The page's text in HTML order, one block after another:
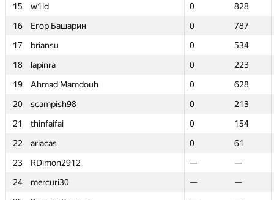
15
w1ld 0
828
16
Егор Башарин 0
787
17
briansu 0
534
18
lapinra 0
223
19
Ahmad Mamdouh 0
628
20
scampish98 0
213
21
thinfaifai 0
154
22
ariacas 0
61
23
RDimon2912 —
—
24
mercuri30 —
—
15
w1ld 0
828
16
Егор Башарин 0
787
17
briansu 0
534
18
lapinra 0
223
19
Ahmad Mamdouh 0
628
20
scampish98 0
213
21
thinfaifai 0
154
22
ariacas 0
61
23
RDimon2912 —
—
24
mercuri30 —
—